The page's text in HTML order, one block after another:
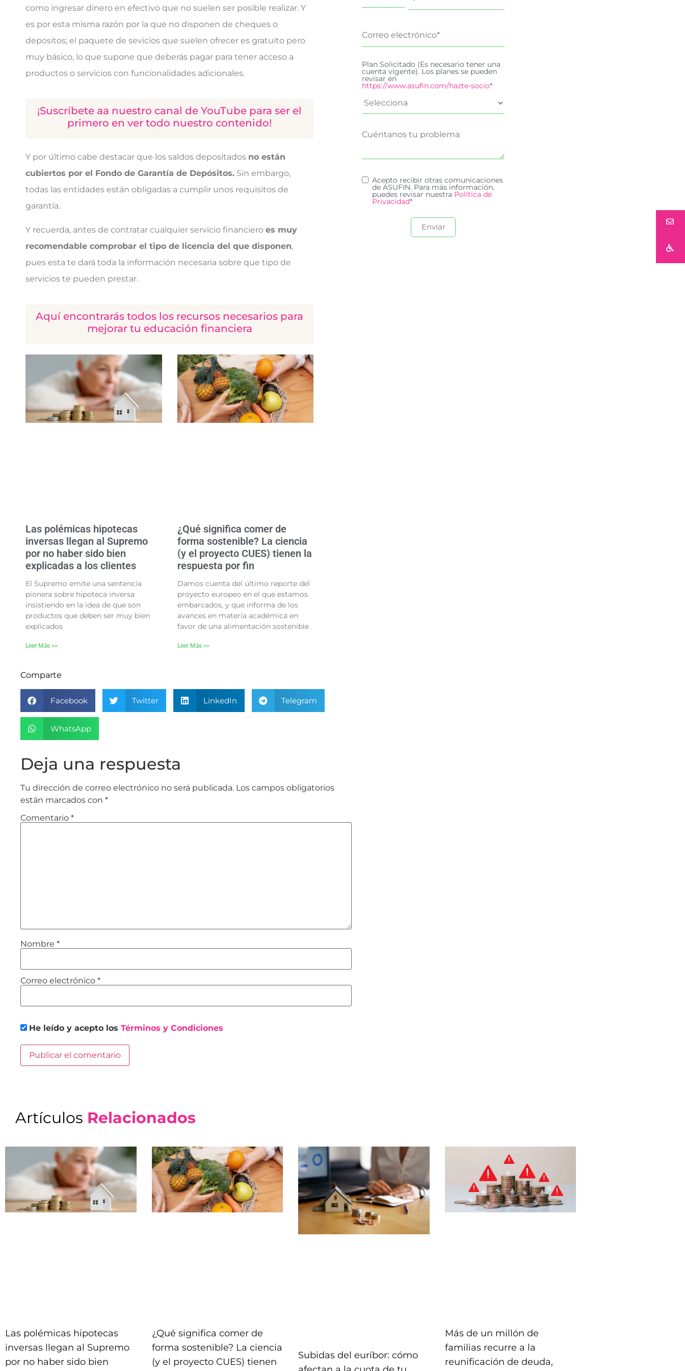
como ingresar dinero en efectivo que no suelen ser posible realizar. Y
es por esta misma razón por la que no disponen de cheques o
depositos; el paquete de sevicios que suelen ofrecer es gratuito pero
muy básico, lo que supone que deberás pagar para tener acceso a
productos o servicios con funcionalidades adicionales.
¡Suscríbete aa nuestro canal de YouTube para ser el
primero en ver todo nuestro contenido!
Y por último cabe destacar que los saldos depositados no están
cubiertos por el Fondo de Garantía de Depósitos. Sin embargo,
todas las entidades están obligadas a cumplir unos requisitos de
garantía.
Y recuerda, antes de contratar cualquier servicio financiero es muy
recomendable comprobar el tipo de licencia del que disponen,
pues esta te dará toda la información necesaria sobre que tipo de
servicios te pueden prestar.
Aquí encontrarás todos los recursos necesarios para
mejorar tu educación financiera
Las polémicas hipotecas
inversas llegan al Supremo
por no haber sido bien
explicadas a los clientes
El Supremo emite una sentencia
pionera sobre hipoteca inversa
insistiendo en la idea de que son
productos que deben ser muy bien
explicados
Leer Más >>
¿Qué significa comer de
forma sostenible? La ciencia
(y el proyecto CUES) tienen la
respuesta por fin
Damos cuenta del último reporte del
proyecto europeo en el que estamos
embarcados, y que informa de los
avances en materia académica en
favor de una alimentación sostenible
Leer Más >>
Comparte
Facebook Twitter LinkedIn Telegram
WhatsApp
Deja una respuesta
Tu dirección de correo electrónico no será publicada. Los campos obligatorios
están marcados con *
Comentario *
Nombre *
Correo electrónico *
He leído y acepto los Términos y Condiciones
Plan Solicitado (Es necesario tener una
cuenta vigente). Los planes se pueden
revisar en
https://www.asufin.com/hazte-socio*
Acepto recibir otras comunicaciones
de ASUFIN. Para más información,
puedes revisar nuestra Política de
Privacidad*
Artículos Relacionados
Las polémicas hipotecas
inversas llegan al Supremo
por no haber sido bien
¿Qué significa comer de
forma sostenible? La ciencia
(y el proyecto CUES) tienen
Subidas del euríbor: cómo
Más de un millón de
familias recurre a la
reunificación de deuda,